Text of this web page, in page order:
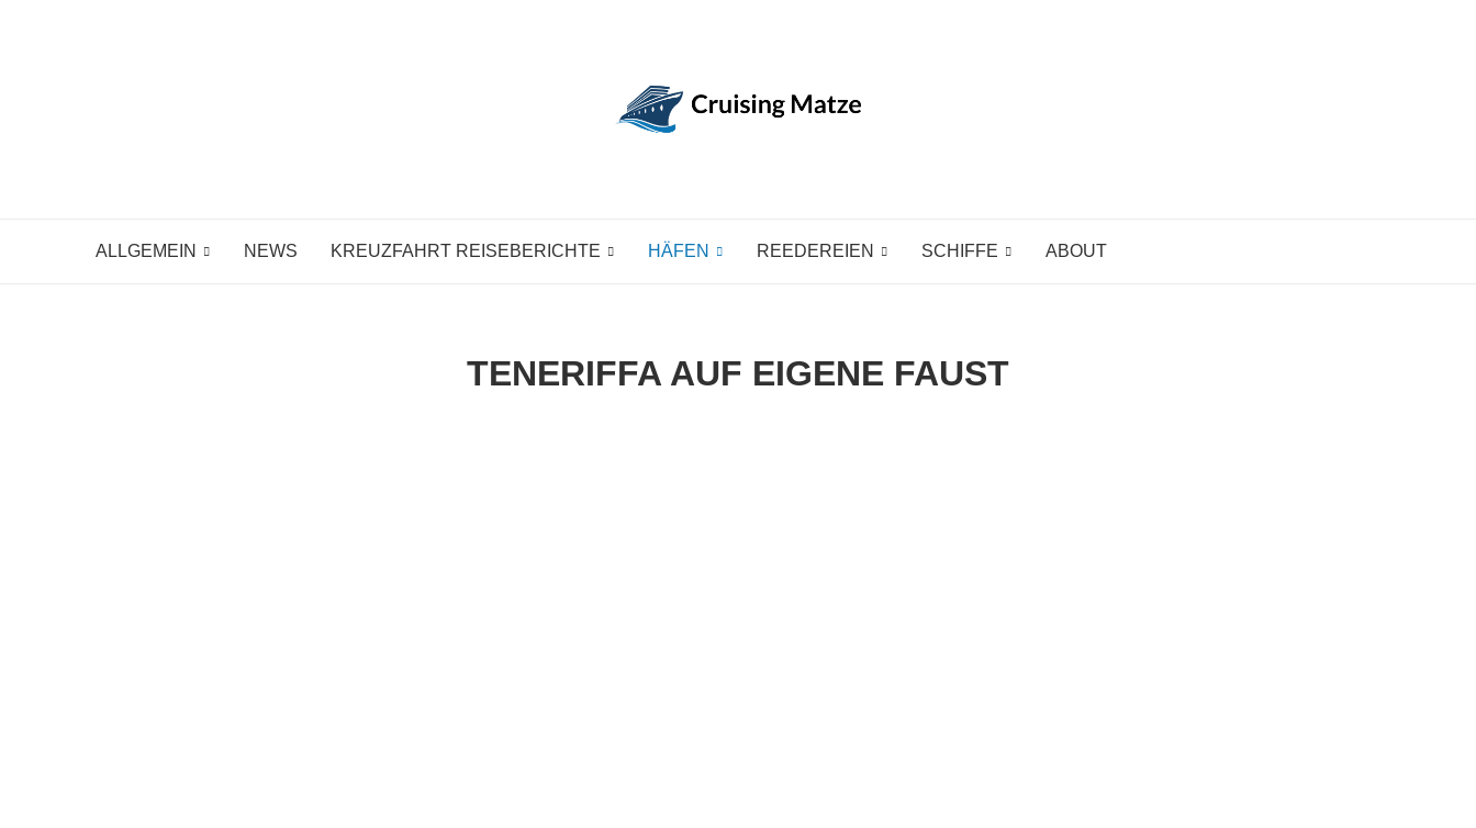
ALLGEMEIN NEWS KREUZFAHRT REISEBERICHTE HÄFEN REEDEREIEN SCHIFFE ABOUT
TENERIFFA AUF EIGENE FAUST